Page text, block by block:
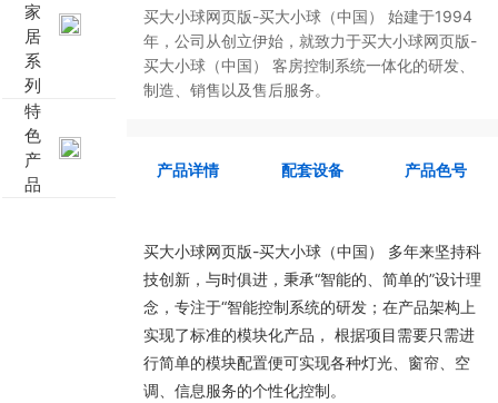
睿典系列智能开关
君典系列智能开关
大板系列智能开关
摇杆系列智能开关
精雕系列智能开关
客控系统方案5
家
居
系
列
特
色
产
品
买大小球网页版-买大小球（中国） 始建于1994
年，公司从创立伊始，就致力于买大小球网页版-
买大小球（中国） 客房控制系统一体化的研发、
制造、销售以及售后服务。
产品详情 配套设备 产品色号
买大小球网页版-买大小球（中国） 多年来坚持科
技创新，与时俱进，秉承“智能的、简单的”设计理
念，专注于“智能控制系统的研发；在产品架构上
实现了标准的模块化产品， 根据项目需要只需进
行简单的模块配置便可实现各种灯光、窗帘、空
调、信息服务的个性化控制。